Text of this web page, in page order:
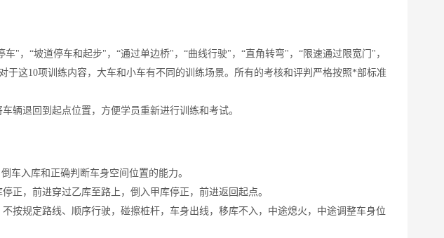
"，“坡道停车和起步"，“通过单边桥"，“曲线行驶"，“直角转弯"，“限速通过限宽门"，
于这10项训练内容，大车和小车有不同的训练场景。所有的考核和评判严格按照*部标准
辆退回到起点位置，方便学员重新进行训练和考试。
车入库和正确判断车身空间位置的能力。
正，前进穿过乙库至路上，倒入甲库停正，前进返回起点。
按规定路线、顺序行驶，碰擦桩杆，车身出线，移库不入，中途熄火，中途调整车身位